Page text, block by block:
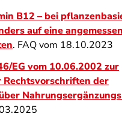
B12 – bei
auf eine
. FAQ vom 18.10.2023
EG vom 10.06.2002 zur
der